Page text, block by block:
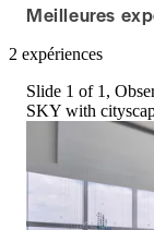
Meilleures
2 expériences
Slide 1 of 1,
SKY with